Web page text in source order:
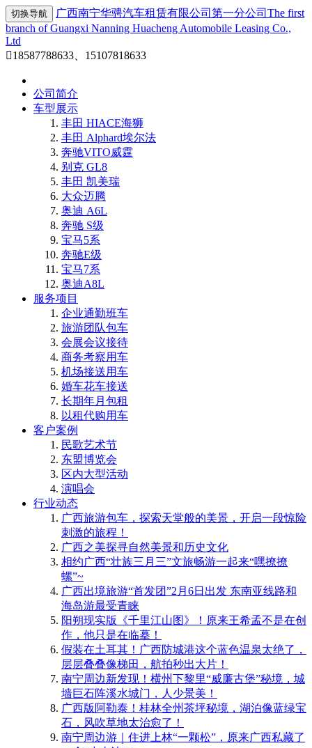
切换导航 广西南宁华骋汽车租赁有限公司第一分公司 The first
branch of Guangxi Nanning Huacheng Automobile Leasing Co.,
Ltd
18587788633、15107818633
公司简介
车型展示
丰田 HIACE海狮
丰田 Alphard埃尔法
奔驰VITO威霆
别克 GL8
丰田 凯美瑞
大众迈腾
奥迪 A6L
奔驰 S级
宝马5系
奔驰E级
宝马7系
奥迪A8L
服务项目
企业通勤班车
旅游团队包车
会展会议接待
商务考察用车
机场接送用车
婚车花车接送
长期年月包租
以租代购用车
客户案例
民歌艺术节
东盟博览会
区内大型活动
演唱会
行业动态
广西旅游包车，探索天堂般的美景，开启一段惊险
刺激的旅程！
广西之美探寻自然美景和历史文化
相约广西“壮族三月三”文旅畅游一起来“嘿撩撩
螺”~
广西出境旅游“首发团”2月6日出发 东南亚线路和
海岛游最受青睐
阳朔现实版《千里江山图》！原来王希孟不是在创
作，他只是在临摹！
​假装在土耳其！广西防城港这个蓝色温泉太绝了，
层层叠叠像梯田，航拍秒出大片！
南宁周边新发现！横州下黎里“威廉古堡”秘境，城
墙巨石阵溪水城门，人少景美！
​广西版阿勒泰！桂林全州茶坪秘境，湖泊像蓝绿宝
石，风吹草地太治愈了！
南宁周边游｜住进上林“一颗松”，原来广西私藏了